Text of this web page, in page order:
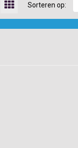
Sorteren op: